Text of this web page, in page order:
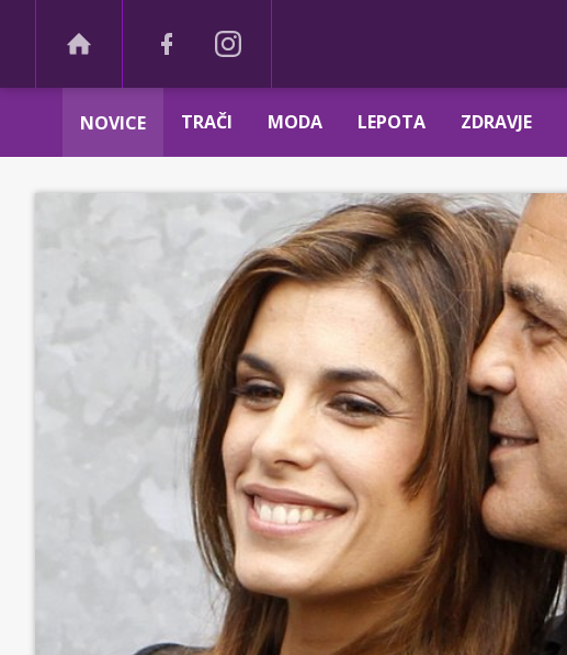
NOVICE TRAČI MODA LEPOTA ZDRAVJE